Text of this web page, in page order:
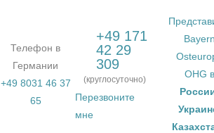
Телефон в
Германии
+49 8031 46 37
65
+49 171
42 29
309
(круглосуточно)
Перезвоните
мне
OHG в